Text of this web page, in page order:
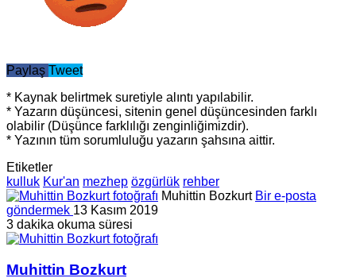
Paylaş Tweet
* Kaynak belirtmek suretiyle alıntı yapılabilir.
* Yazarın düşüncesi, sitenin genel düşüncesinden farklı
olabilir (Düşünce farklılığı zenginliğimizdir).
* Yazının tüm sorumluluğu yazarın şahsına aittir.
Etiketler
kulluk Kur'an mezhep özgürlük rehber
Muhittin Bozkurt Bir e-posta
göndermek 13 Kasım 2019
3 dakika okuma süresi
Muhittin Bozkurt